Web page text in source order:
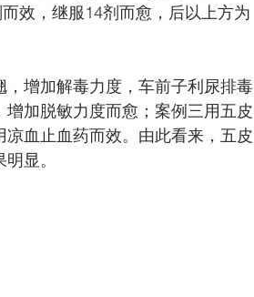
效，继服14剂而愈，后以上方为
增加解毒力度，车前子利尿排毒
加脱敏力度而愈；案例三用五皮
血止血药而效。由此看来，五皮
显。